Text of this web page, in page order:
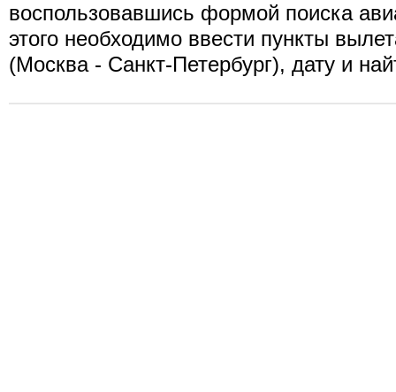
воспользовавшись формой поиска
этого необходимо ввести пункты
(Москва - Санкт-Петербург), дату и